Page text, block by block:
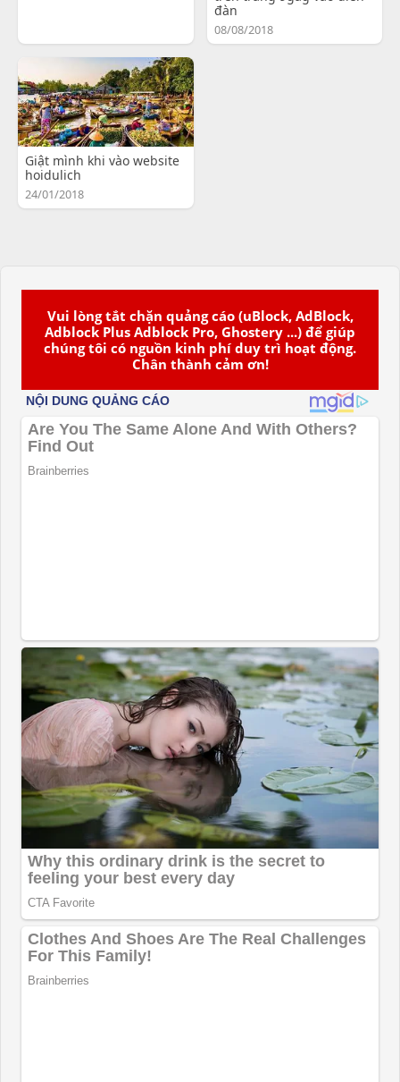
Vui lòng tắt chặn quảng cáo (uBlock, AdBlock,
Adblock Plus Adblock Pro, Ghostery ...) để giúp
chúng tôi có nguồn kinh phí duy trì hoạt động.
Chân thành cảm ơn!
đàn
08/08/2018
Giật mình khi vào website
hoidulich
24/01/2018